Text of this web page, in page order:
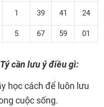
1 39 41 24
5 67 59 01
cần lưu ý điều gì:
học cách để luôn lưu
cuộc sống.